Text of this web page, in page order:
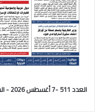
العدد 511 -7 أغسطس 2026 - السنة الثالثة